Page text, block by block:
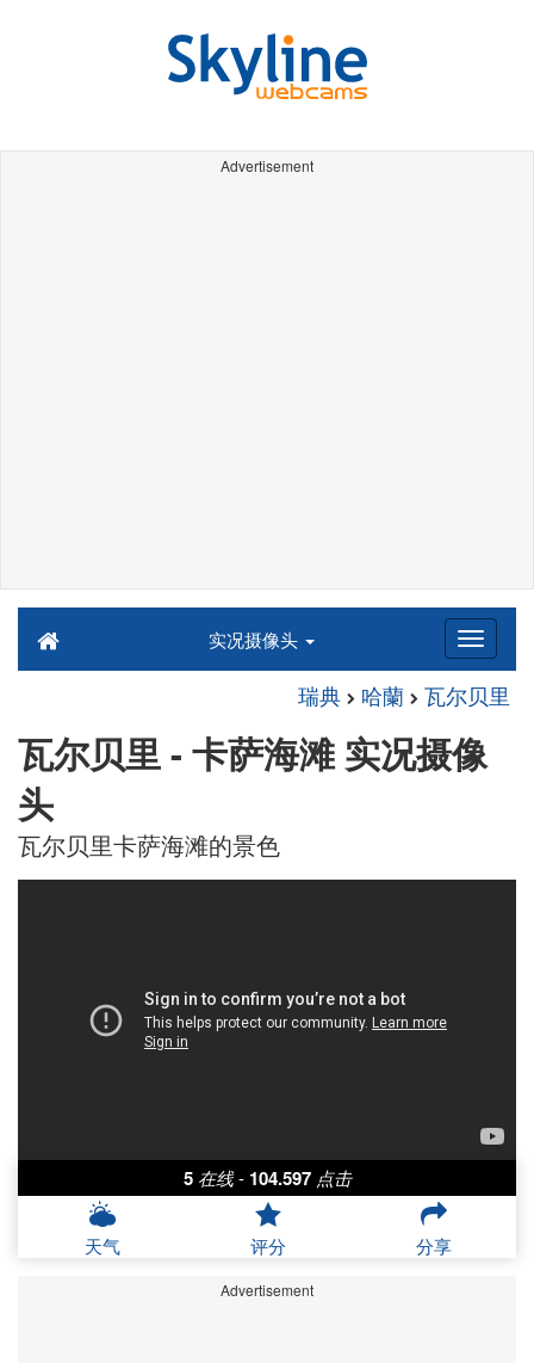
Advertisement
实况摄像头
瑞典 哈蘭 瓦尔贝里
瓦尔贝里 - 卡萨海滩 实况摄像
头
瓦尔贝里卡萨海滩的景色
5 在线 - 104.597 点击
天气 评分 分享
Advertisement